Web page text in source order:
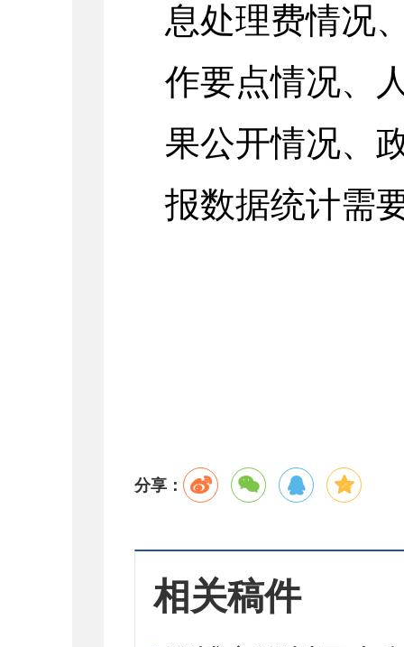
息处理费情况
作要点情况、
果公开情况、
报数据统计需
分享：
相关稿件